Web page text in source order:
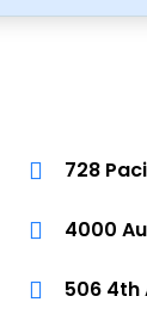
728
4000
506 4th